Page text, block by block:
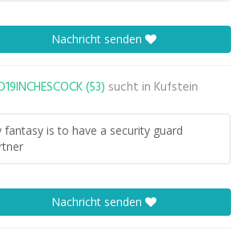
Nachricht senden
(53) sucht in Kufstein
fantasy is to have a security guard
Nachricht senden